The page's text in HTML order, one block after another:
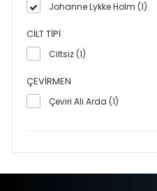
Johanne Lykke Holm (1)
CILT TIPI
Ciltsiz (1)
ÇEVIRMEN
Çeviri Ali Arda (1)